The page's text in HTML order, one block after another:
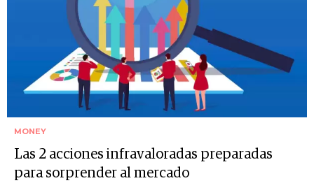
MONEY
Las 2 acciones infravaloradas preparadas
para sorprender al mercado